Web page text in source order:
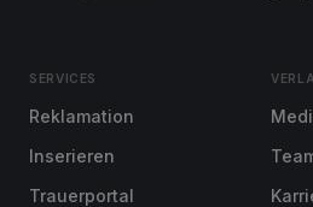
SERVICES
Reklamation
Inserieren
Trauerportal